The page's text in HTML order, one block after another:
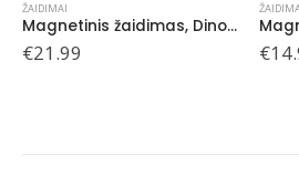
ŽAIDIMAI
Magnetinis žaidimas, Dinozaurai 4 in 1
€14.99 €